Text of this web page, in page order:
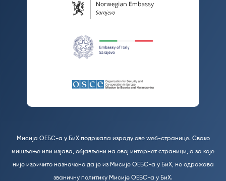
Мисија ОЕБС-а у БиХ подржала израду ове wеб-странице. Свако
мишљење или изјава, објављени на овој интернет страници, а за које
није изричито назначено да је из Мисије ОЕБС-а у БиХ, не одражава
званичну политику Мисије ОЕБС-а у БиХ.